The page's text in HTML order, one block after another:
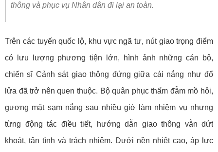
thông và phục vụ Nhân dân đi lại an toàn.
Trên các tuyến quốc lộ, khu vực ngã tư, nút giao trọng điểm
có lưu lượng phương tiện lớn, hình ảnh những cán bộ,
chiến sĩ Cảnh sát giao thông đứng giữa cái nắng như đổ
lửa đã trở nên quen thuộc. Bộ quân phục thấm đẫm mồ hôi,
gương mặt sạm nắng sau nhiều giờ làm nhiệm vụ nhưng
từng động tác điều tiết, hướng dẫn giao thông vẫn dứt
khoát, tận tình và trách nhiệm. Dưới nền nhiệt cao, áp lực